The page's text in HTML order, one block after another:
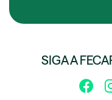
SIGA A